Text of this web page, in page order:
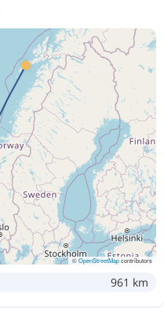
©OpenStreetMapcontributors
961 km